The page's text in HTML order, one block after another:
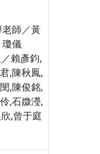
師／黃
瓊儀
賴彥鈞,
,陳秋鳳,
,陳俊銘,
,石媺瀅,
,曾于庭